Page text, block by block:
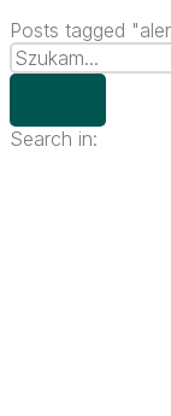
Posts tagged
Search in: